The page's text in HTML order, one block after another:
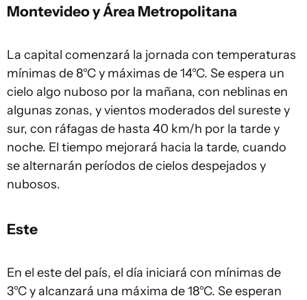
Montevideo y Área Metropolitana
La capital comenzará la jornada con temperaturas
mínimas de 8°C y máximas de 14°C. Se espera un
cielo algo nuboso por la mañana, con neblinas en
algunas zonas, y vientos moderados del sureste y
sur, con ráfagas de hasta 40 km/h por la tarde y
noche. El tiempo mejorará hacia la tarde, cuando
se alternarán períodos de cielos despejados y
nubosos.
Este
En el este del país, el día iniciará con mínimas de
3°C y alcanzará una máxima de 18°C. Se esperan